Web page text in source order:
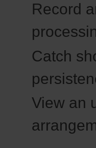
Record
Catch
View an